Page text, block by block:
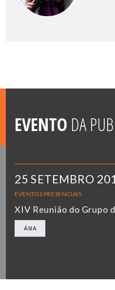
EVENTO DA
25 SETEMBRO
EVENTOS PRESENCIAIS
XIV Reunião do Grupo
ÁSIA